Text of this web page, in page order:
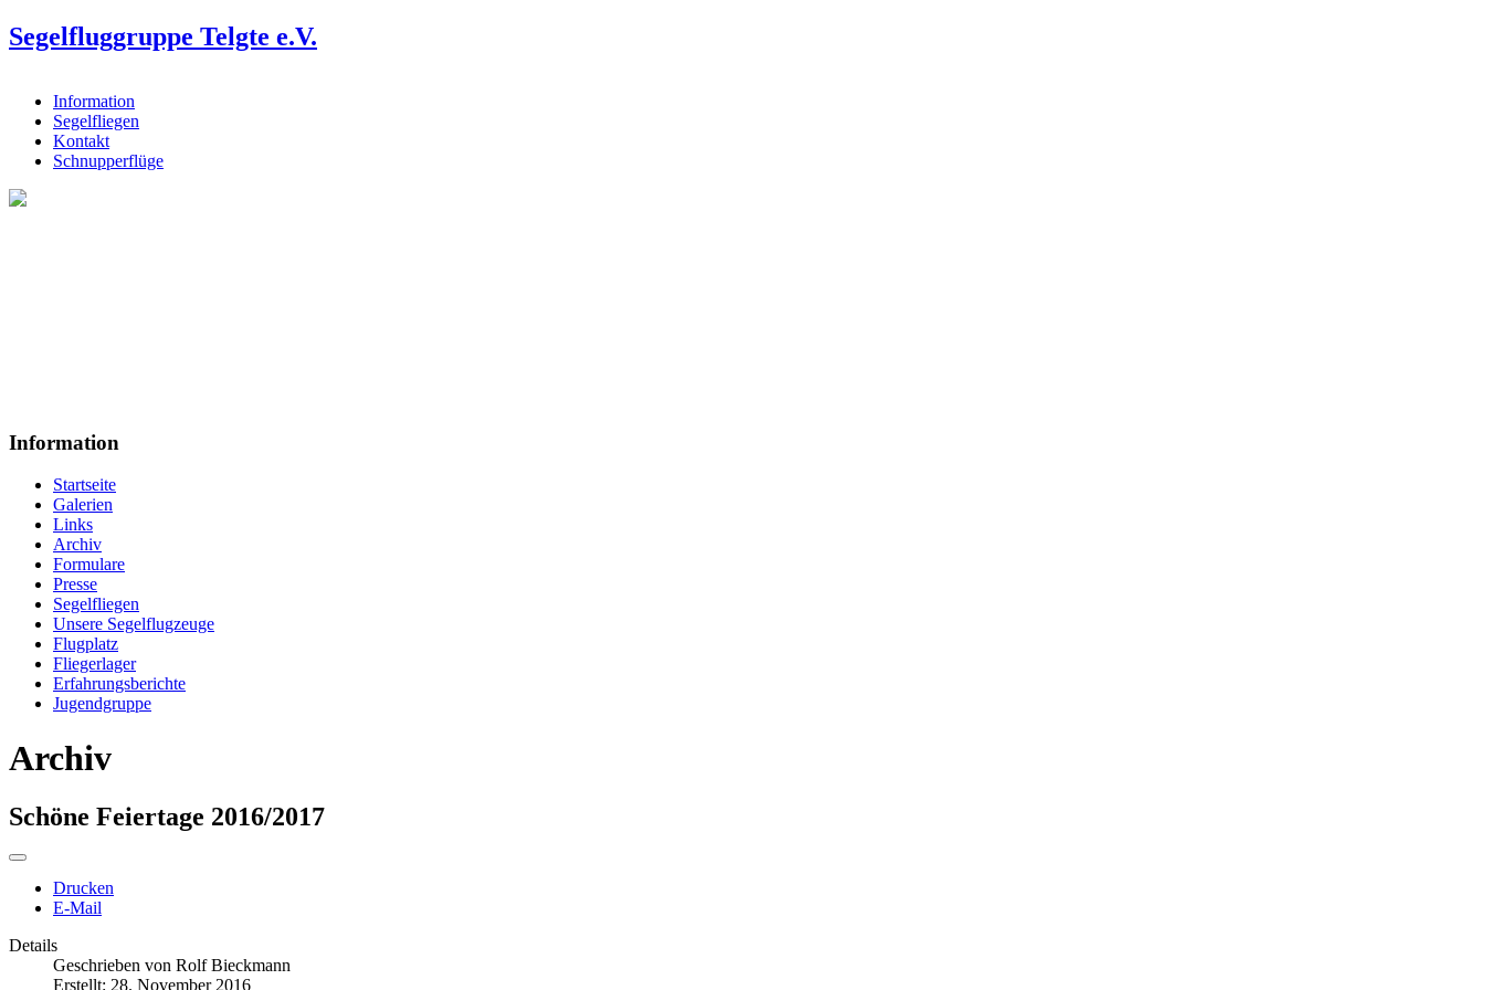
Segelfluggruppe Telgte e.V.
Information
Segelfliegen
Kontakt
Schnupperflüge
Information
Startseite
Galerien
Links
Archiv
Formulare
Presse
Segelfliegen
Unsere Segelflugzeuge
Flugplatz
Fliegerlager
Erfahrungsberichte
Jugendgruppe
Archiv
Schöne Feiertage 2016/2017
Drucken
E-Mail
Details
Geschrieben von Rolf Bieckmann
Erstellt: 28. November 2016